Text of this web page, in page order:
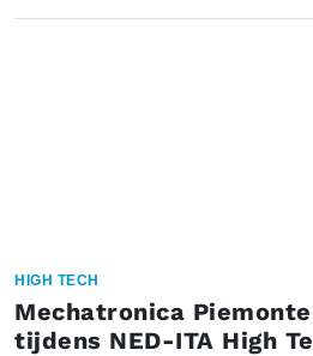
HIGH TECH
Mechatronica
tijdens NED-ITA High